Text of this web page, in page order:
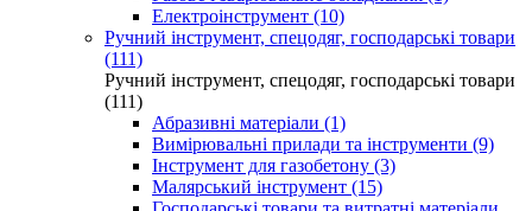
Електроінструмент (10)
Ручний інструмент, спецодяг, господарські товари
(111)
Ручний інструмент, спецодяг, господарські товари
(111)
Абразивні матеріали (1)
Вимірювальні прилади та інструменти (9)
Інструмент для газобетону (3)
Малярський інструмент (15)